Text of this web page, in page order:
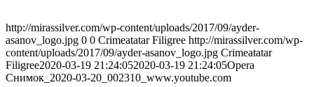
http://mirassilver.com/wp-content/uploads/2017/09/ayder-
asanov_logo.jpg 0 0 Crimeatatar Filigree http://mirassilver.com/wp-
content/uploads/2017/09/ayder-asanov_logo.jpg Crimeatatar
Filigree2020-03-19 21:24:052020-03-19 21:24:05Opera
Снимок_2020-03-20_002310_www.youtube.com